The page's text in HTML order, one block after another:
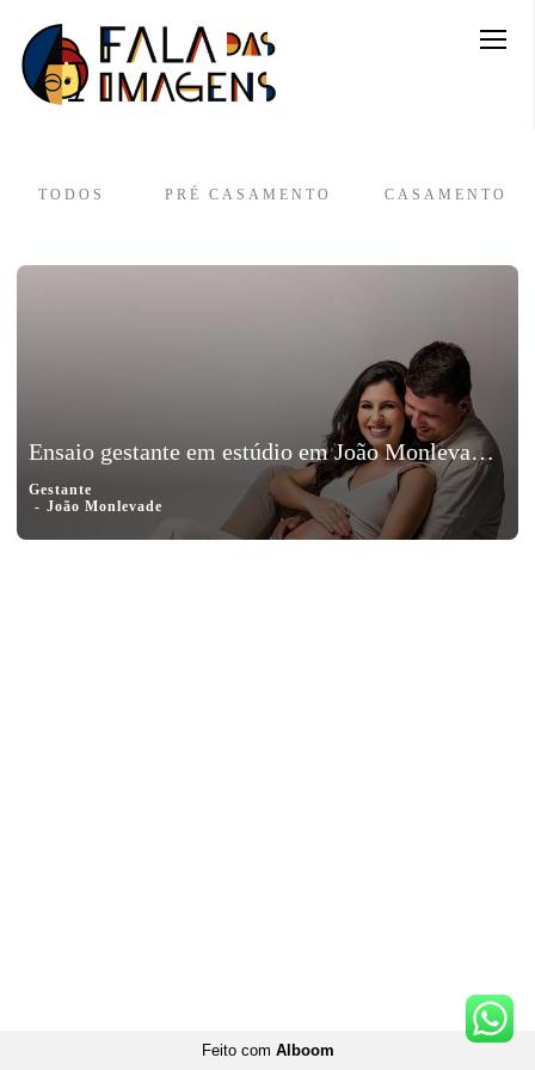
TODOS PRÉ CASAMENTO CASAMENTO
Ensaio gestante em estúdio em João Monlevade, Minas Gerais - Sâmela e Flavio, a espera de Raul
Gestante
João Monlevade
Feito com Alboom